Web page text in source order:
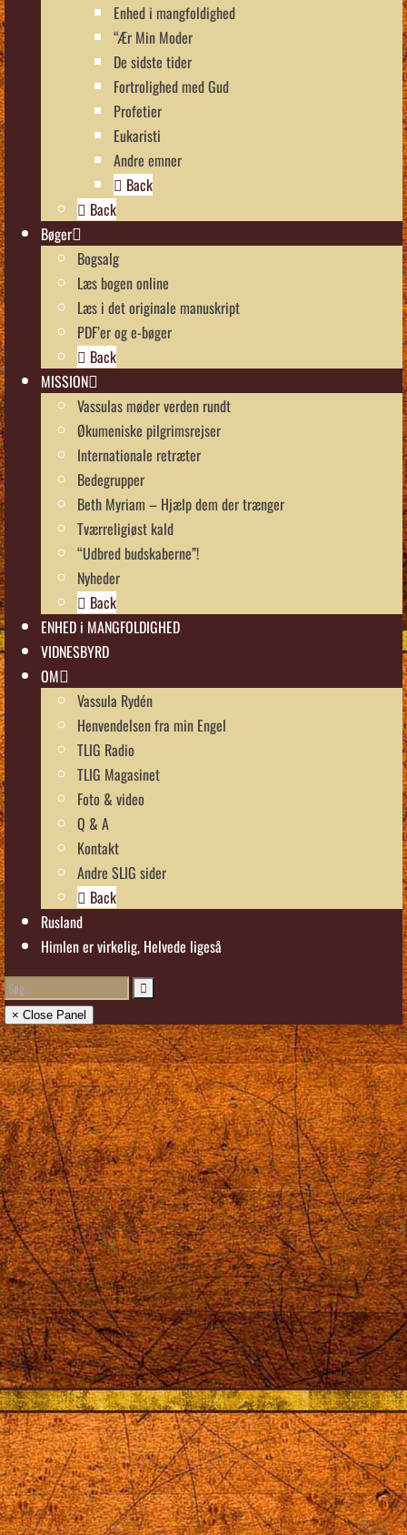
Enhed i mangfoldighed
“Ær Min Moder
De sidste tider
Fortrolighed med Gud
Profetier
Eukaristi
Andre emner
Back
Back
Bøger
Bogsalg
Læs bogen online
Læs i det originale manuskript
PDF’er og e-bøger
Back
MISSION
Vassulas møder verden rundt
Økumeniske pilgrimsrejser
Internationale retræter
Bedegrupper
Beth Myriam – Hjælp dem der trænger
Tværreligiøst kald
“Udbred budskaberne”!
Nyheder
Back
ENHED i MANGFOLDIGHED
VIDNESBYRD
OM
Vassula Rydén
Henvendelsen fra min Engel
TLIG Radio
TLIG Magasinet
Foto & video
Q & A
Kontakt
Andre SLIG sider
Back
Rusland
Himlen er virkelig, Helvede ligeså
× Close Panel